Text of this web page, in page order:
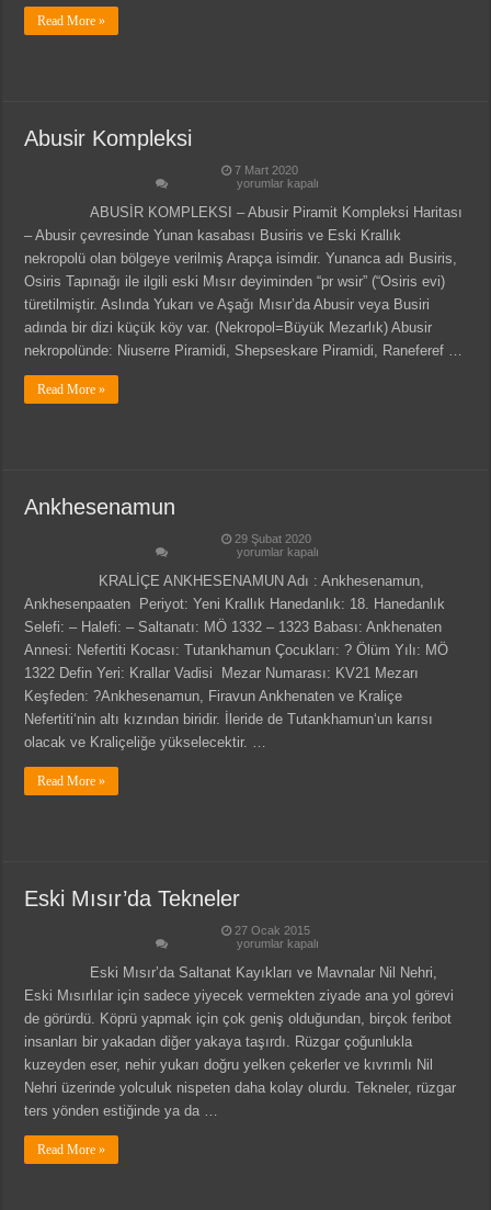
Read More »
Abusir Kompleksi
7 Mart 2020
Abusir
için
yorumlar kapalı
ABUSİR KOMPLEKSI – Abusir Piramit Kompleksi Haritası
– Abusir çevresinde Yunan kasabası Busiris ve Eski Krallık
nekropolü olan bölgeye verilmiş Arapça isimdir. Yunanca adı Busiris,
Osiris Tapınağı ile ilgili eski Mısır deyiminden “pr wsir” (“Osiris evi)
türetilmiştir. Aslında Yukarı ve Aşağı Mısır’da Abusir veya Busiri
adında bir dizi küçük köy var. (Nekropol=Büyük Mezarlık) Abusir
nekropolünde: Niuserre Piramidi, Shepseskare Piramidi, Raneferef …
Read More »
Ankhesenamun
29 Şubat 2020
Ankhesenamun
yorumlar kapalı
KRALİÇE ANKHESENAMUN Adı : Ankhesenamun,
Ankhesenpaaten Periyot: Yeni Krallık Hanedanlık: 18. Hanedanlık
Selefi: – Halefi: – Saltanatı: MÖ 1332 – 1323 Babası: Ankhenaten
Annesi: Nefertiti Kocası: Tutankhamun Çocukları: ? Ölüm Yılı: MÖ
1322 Defin Yeri: Krallar Vadisi Mezar Numarası: KV21 Mezarı
Keşfeden: ?Ankhesenamun, Firavun Ankhenaten ve Kraliçe
Nefertiti‘nin altı kızından biridir. İleride de Tutankhamun‘un karısı
olacak ve Kraliçeliğe yükselecektir. …
Read More »
Eski Mısır’da Tekneler
27 Ocak 2015
Eski
Tekneler
için
yorumlar kapalı
Eski Mısır’da Saltanat Kayıkları ve Mavnalar Nil Nehri,
Eski Mısırlılar için sadece yiyecek vermekten ziyade ana yol görevi
de görürdü. Köprü yapmak için çok geniş olduğundan, birçok feribot
insanları bir yakadan diğer yakaya taşırdı. Rüzgar çoğunlukla
kuzeyden eser, nehir yukarı doğru yelken çekerler ve kıvrımlı Nil
Nehri üzerinde yolculuk nispeten daha kolay olurdu. Tekneler, rüzgar
ters yönden estiğinde ya da …
Read More »